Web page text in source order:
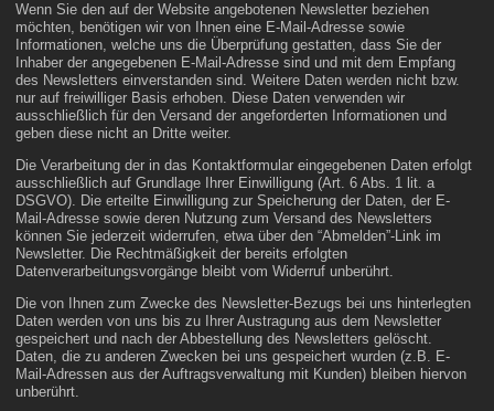
Wenn Sie den auf der Website angebotenen Newsletter beziehen
möchten, benötigen wir von Ihnen eine E-Mail-Adresse sowie
Informationen, welche uns die Überprüfung gestatten, dass Sie der
Inhaber der angegebenen E-Mail-Adresse sind und mit dem Empfang
des Newsletters einverstanden sind. Weitere Daten werden nicht bzw.
nur auf freiwilliger Basis erhoben. Diese Daten verwenden wir
ausschließlich für den Versand der angeforderten Informationen und
geben diese nicht an Dritte weiter.
Die Verarbeitung der in das Kontaktformular eingegebenen Daten erfolgt
ausschließlich auf Grundlage Ihrer Einwilligung (Art. 6 Abs. 1 lit. a
DSGVO). Die erteilte Einwilligung zur Speicherung der Daten, der E-
Mail-Adresse sowie deren Nutzung zum Versand des Newsletters
können Sie jederzeit widerrufen, etwa über den “Abmelden”-Link im
Newsletter. Die Rechtmäßigkeit der bereits erfolgten
Datenverarbeitungsvorgänge bleibt vom Widerruf unberührt.
Die von Ihnen zum Zwecke des Newsletter-Bezugs bei uns hinterlegten
Daten werden von uns bis zu Ihrer Austragung aus dem Newsletter
gespeichert und nach der Abbestellung des Newsletters gelöscht.
Daten, die zu anderen Zwecken bei uns gespeichert wurden (z.B. E-
Mail-Adressen aus der Auftragsverwaltung mit Kunden) bleiben hiervon
unberührt.